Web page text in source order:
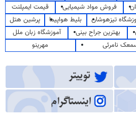
فروش مواد شیمیایی
قیمت ایمپلنت
تیزهوشان بلیط هواپیما
پرشین هتل
بهترین جراح بینی
آموزشگاه زبان ملل
نامرئی
مهرینو